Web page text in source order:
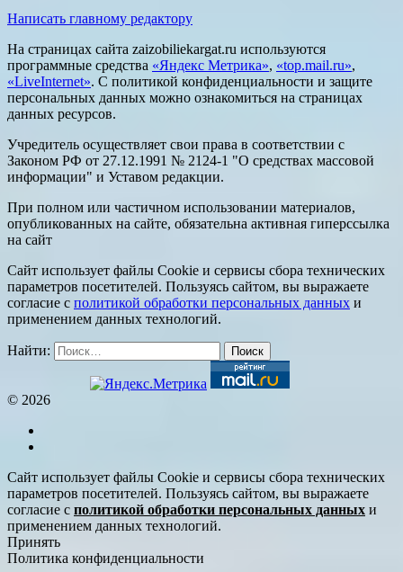
Написать главному редактору
На страницах сайта zaizobiliekargat.ru используются
программные средства «Яндекс Метрика», «top.mail.ru»,
«LiveInternet». С политикой конфиденциальности и защите
персональных данных можно ознакомиться на страницах
данных ресурсов.
Учредитель осуществляет свои права в соответствии с
Законом РФ от 27.12.1991 № 2124-1 "О средствах массовой
информации" и Уставом редакции.
При полном или частичном использовании материалов,
опубликованных на сайте, обязательна активная гиперссылка
на сайт
Сайт использует файлы Cookie и сервисы сбора технических
параметров посетителей. Пользуясь сайтом, вы выражаете
согласие с политикой обработки персональных данных и
применением данных технологий.
Найти:
© 2026
Сайт использует файлы Cookie и сервисы сбора технических
параметров посетителей. Пользуясь сайтом, вы выражаете
согласие с политикой обработки персональных данных и
применением данных технологий.
Принять
Политика конфиденциальности